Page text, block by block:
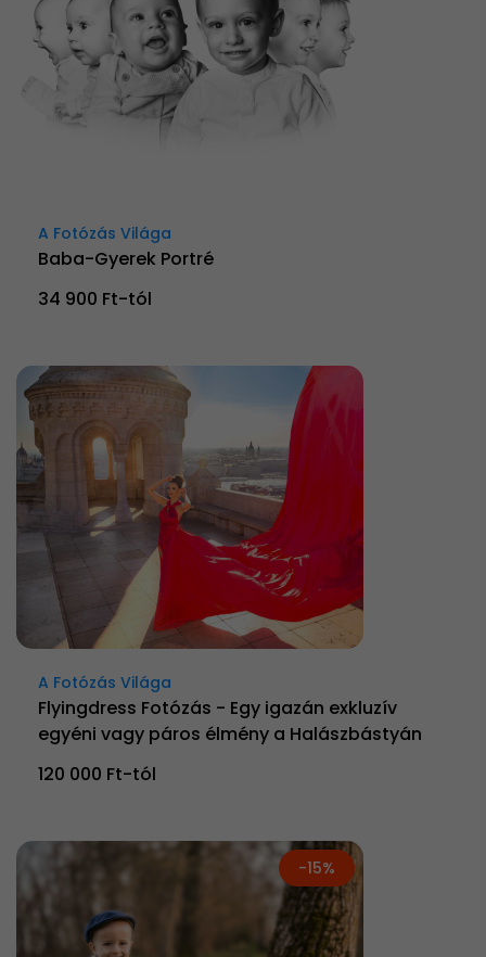
A Fotózás Világa
Baba-Gyerek Portré
34 900 Ft-tól
A Fotózás Világa
Flyingdress Fotózás - Egy igazán exkluzív
egyéni vagy páros élmény a Halászbástyán
120 000 Ft-tól
-15%